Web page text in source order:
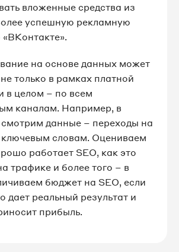
вложенные средства из
успешную рекламную
на основе данных может
только в рамках платной
в целом – по всем
каналам. Например, в
данные – переходы на
ключевым словам. Оцениваем
работает SEO, как это
трафике и более того – в
бюджет на SEO, если
дает реальный результат и
прибыль.